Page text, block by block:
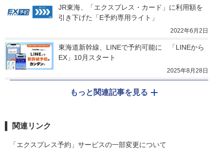
JR東海、「エクスプレス・カード」に利用額を
引き下げた「E予約専用ライト」
2022年6月2日
東海道新幹線、LINEで予約可能に　「LINEから
EX」10月スタート
2025年8月28日
もっと関連記事を見る
関連リンク
「エクスプレス予約」サービスの一部変更について